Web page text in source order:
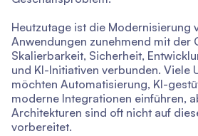
Heutzutage ist die Modernisierung
Anwendungen zunehmend mit der
Skalierbarkeit, Sicherheit,
und KI-Initiativen verbunden. Viele
möchten Automatisierung, KI-
moderne Integrationen einführen,
Architekturen sind oft nicht auf
vorbereitet.